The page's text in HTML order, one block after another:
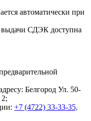
автоматически при
выдачи СДЭК доступна
Белгород Ул. 50-
2;
+7 (4722) 33-33-35,